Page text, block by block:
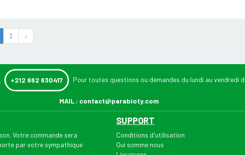
2 ›
+212 662 630417 Pour toutes questions ou demandes du lundi au vendredi
MAIL : contact@parabioty.com
Votre commande sera
par votre sympathique
SUPPORT
Conditions d'utilisation
Qui somme nous